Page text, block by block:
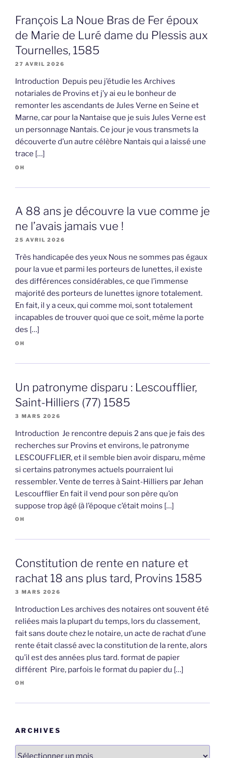
François La Noue Bras de Fer époux
de Marie de Luré dame du Plessis aux
Tournelles, 1585
27 AVRIL 2026
Introduction Depuis peu j’étudie les Archives
notariales de Provins et j’y ai eu le bonheur de
remonter les ascendants de Jules Verne en Seine et
Marne, car pour la Nantaise que je suis Jules Verne est
un personnage Nantais. Ce jour je vous transmets la
découverte d’un autre célèbre Nantais qui a laissé une
trace […]
OH
A 88 ans je découvre la vue comme je
ne l’avais jamais vue !
25 AVRIL 2026
Très handicapée des yeux Nous ne sommes pas égaux
pour la vue et parmi les porteurs de lunettes, il existe
des différences considérables, ce que l’immense
majorité des porteurs de lunettes ignore totalement.
En fait, il y a ceux, qui comme moi, sont totalement
incapables de trouver quoi que ce soit, même la porte
des […]
OH
Un patronyme disparu : Lescoufflier,
Saint-Hilliers (77) 1585
3 MARS 2026
Introduction Je rencontre depuis 2 ans que je fais des
recherches sur Provins et environs, le patronyme
LESCOUFFLIER, et il semble bien avoir disparu, même
si certains patronymes actuels pourraient lui
ressembler. Vente de terres à Saint-Hilliers par Jehan
Lescoufflier En fait il vend pour son père qu’on
suppose trop âgé (à l’époque c’était moins […]
OH
Constitution de rente en nature et
rachat 18 ans plus tard, Provins 1585
3 MARS 2026
Introduction Les archives des notaires ont souvent été
reliées mais la plupart du temps, lors du classement,
fait sans doute chez le notaire, un acte de rachat d’une
rente était classé avec la constitution de la rente, alors
qu’il est des années plus tard. format de papier
différent Pire, parfois le format du papier du […]
OH
ARCHIVES
Archives